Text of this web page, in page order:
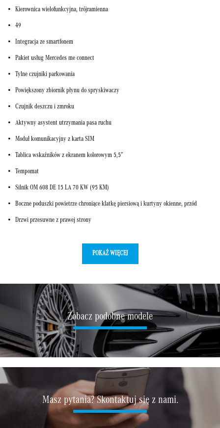
Kierownica wielofunkcyjna, trójramienna
49
Integracja ze smartfonem
Pakiet usług Mercedes me connect
Tylne czujniki parkowania
Powiększony zbiornik płynu do spryskiwaczy
Czujnik deszczu i zmroku
Aktywny asystent utrzymania pasa ruchu
Moduł komunikacyjny z karta SIM
Tablica wskaźników z ekranem kolorowym 5,5”
Tempomat
Silnik OM 608 DE 15 LA 70 KW (95 KM)
Boczne poduszki powietrze chroniące klatkę piersiową i kurtyny okienne, przód
Drzwi przesuwne z prawej strony
POKAŻ WIĘCEJ
Zobacz podobne modele
Masz pytania? Skontaktuj się z nami.